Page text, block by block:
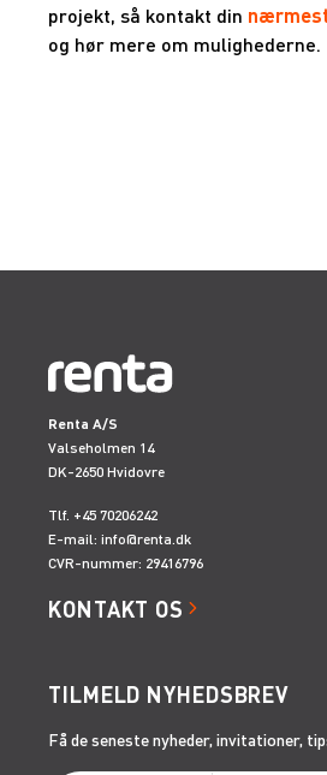
projekt, så kontakt din
og hør mere om mulighederne.
Renta A/S
Valseholmen 14
DK-2650 Hvidovre
Tlf. +45 70206242
E-mail: info@renta.dk
CVR-nummer: 29416796
KONTAKT OS
TILMELD NYHEDSBREV
Få de seneste nyheder, invitationer,